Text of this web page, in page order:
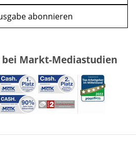
abonnieren
bei Markt-Mediastudien